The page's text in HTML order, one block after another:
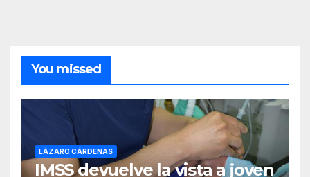
You missed
LÁZARO CÁRDENAS
IMSS devuelve la vista a joven